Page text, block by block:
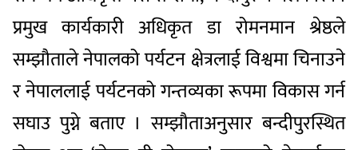
प्रमुख कार्यकारी अधिकृत डा रोमनमान श्रेष्ठले
सम्झौताले नेपालको पर्यटन क्षेत्रलाई विश्वमा चिनाउने
र नेपाललाई पर्यटनको गन्तव्यका रूपमा विकास गर्न
सघाउ पुग्ने बताए । सम्झौताअनुसार बन्दीपुरस्थित